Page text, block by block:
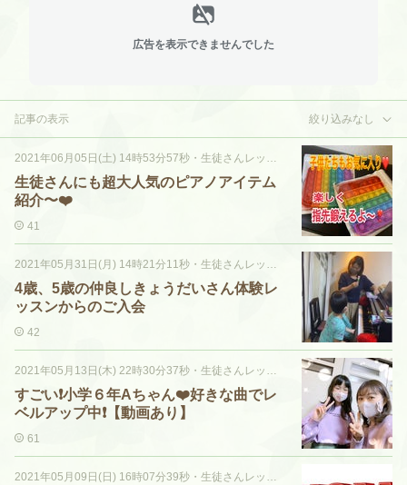
広告を表示できませんでした
記事の表示 絞り込みなし
2021年06月05日(土) 14時53分57秒 ・ 生徒さんレッスン風景♡
生徒さんにも超大人気のピアノアイテム
紹介〜❤️
41
2021年05月31日(月) 14時21分11秒 ・ 生徒さんレッスン風景♡
4歳、5歳の仲良しきょうだいさん体験レ
ッスンからのご入会
42
2021年05月13日(木) 22時30分37秒 ・ 生徒さんレッスン風景♡
すごい❗️小学６年Aちゃん❤️好きな曲でレ
ベルアップ中❗️【動画あり】
61
2021年05月09日(日) 16時07分39秒 ・ 生徒さんレッスン風景♡